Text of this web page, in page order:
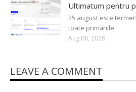
Ultimatum pentru
25 august este
toate primăriile
Aug 08, 2026
LEAVE A COMMENT